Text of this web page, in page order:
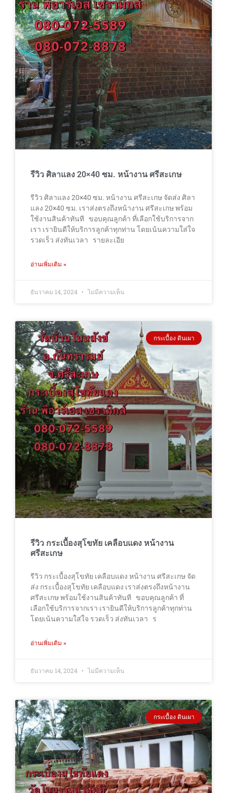
รีวิว ศิลาแลง 20×40 ซม. หน้างาน ศรีสะเกษ
รีวิว ศิลาแลง 20×40 ซม. หน้างาน ศรีสะเกษ จัดส่ง ศิลา
แลง 20×40 ซม. เราส่งตรงถึงหน้างาน ศรีสะเกษ พร้อม
ใช้งานสินค้าทันที ขอบคุณลูกค้า ที่เลือกใช้บริการจาก
เรา เรายินดีให้บริการลูกค้าทุกท่าน โดยเน้นความใส่ใจ
รวดเร็ว ส่งทันเวลา รายละเอีย
อ่านเพิ่มเติม »
ธันวาคม 14, 2024 ไม่มีความเห็น
กระเบื้อง ดินเผา
รีวิว กระเบื้องสุโขทัย เคลือบแดง หน้างาน
ศรีสะเกษ
รีวิว กระเบื้องสุโขทัย เคลือบแดง หน้างาน ศรีสะเกษ จัด
ส่ง กระเบื้องสุโขทัย เคลือบแดง เราส่งตรงถึงหน้างาน
ศรีสะเกษ พร้อมใช้งานสินค้าทันที ขอบคุณลูกค้า ที่
เลือกใช้บริการจากเรา เรายินดีให้บริการลูกค้าทุกท่าน
โดยเน้นความใส่ใจ รวดเร็ว ส่งทันเวลา ร
อ่านเพิ่มเติม »
ธันวาคม 14, 2024 ไม่มีความเห็น
กระเบื้อง ดินเผา